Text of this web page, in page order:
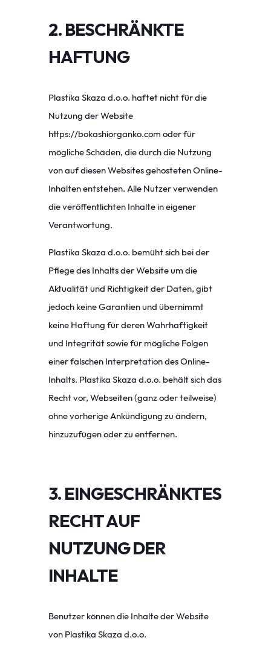
2. BESCHRÄNKTE
HAFTUNG
Plastika Skaza d.o.o. haftet nicht für die
Nutzung der Website
https://bokashiorganko.com oder für
mögliche Schäden, die durch die Nutzung
von auf diesen Websites gehosteten Online-
Inhalten entstehen. Alle Nutzer verwenden
die veröffentlichten Inhalte in eigener
Verantwortung.
Plastika Skaza d.o.o. bemüht sich bei der
Pflege des Inhalts der Website um die
Aktualität und Richtigkeit der Daten, gibt
jedoch keine Garantien und übernimmt
keine Haftung für deren Wahrhaftigkeit
und Integrität sowie für mögliche Folgen
einer falschen Interpretation des Online-
Inhalts. Plastika Skaza d.o.o. behält sich das
Recht vor, Webseiten (ganz oder teilweise)
ohne vorherige Ankündigung zu ändern,
hinzuzufügen oder zu entfernen.
3. EINGESCHRÄNKTES
RECHT AUF
NUTZUNG DER
INHALTE
Benutzer können die Inhalte der Website
von Plastika Skaza d.o.o.